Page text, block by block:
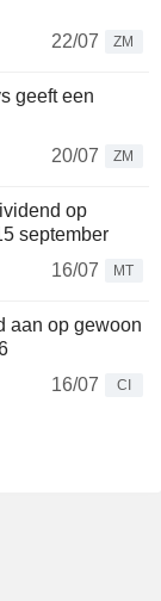
22/07
ZM
geeft een
20/07
ZM
op
september
16/07
MT
aan op gewoon
16/07
CI